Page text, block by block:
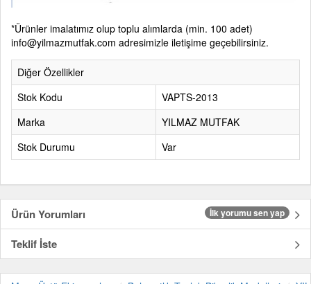
*Ürünler imalatımız olup toplu alımlarda (min. 100 adet)
info@yilmazmutfak.com adresimizle iletişime geçebilirsiniz.
Diğer Özellikler
Stok Kodu
VAPTS-2013
Marka
YILMAZ MUTFAK
Stok Durumu
Var
Ürün Yorumları İlk yorumu sen yap
Teklif İste